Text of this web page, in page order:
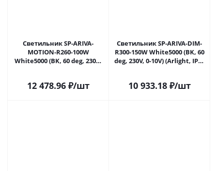
Светильник SP-ARIVA-
MOTION-R260-100W
White5000 (BK, 60 deg, 230V)
12 478.96₽/шт
Светильник SP-ARIVA-DIM-
R300-150W White5000 (BK, 60
deg, 230V, 0-10V) (Arlight, IP65
10 933.18₽/шт